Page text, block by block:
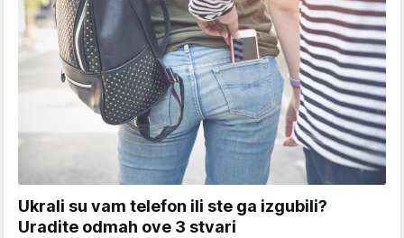
Ukrali su vam telefon ili ste ga izgubili?
Uradite odmah ove 3 stvari